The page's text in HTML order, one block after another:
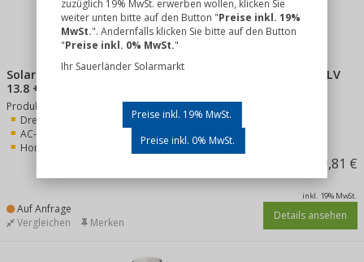
SolarEdge SE10K-RWS StorEdge Hybrid + Home Battery LV
13.8 + Inline Energy Meter
Produkt-Merkmale:
Dreiphasiges DC-System
AC-Nennleistung: 10 kW
Home Battery LV 13.8
7.019,81 €
inkl. 19% MwSt.
Auf Anfrage Details ansehen
Vergleichen Merken
zuzüglich 19% MwSt. erwerben wollen, klicken Sie
weiter unten bitte auf den Button "Preise inkl. 19%
MwSt.". Andernfalls klicken Sie bitte auf den Button
"Preise inkl. 0% MwSt."
Ihr Sauerländer Solarmarkt
Preise inkl. 19% MwSt.
Preise inkl. 0% MwSt.